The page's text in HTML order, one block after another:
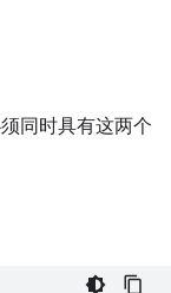
同时具有这两个